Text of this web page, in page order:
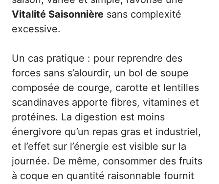
Vitalité Saisonnière sans complexité
excessive.
Un cas pratique : pour reprendre des
forces sans s’alourdir, un bol de soupe
composée de courge, carotte et lentilles
scandinaves apporte fibres, vitamines et
protéines. La digestion est moins
énergivore qu’un repas gras et industriel,
et l’effet sur l’énergie est visible sur la
journée. De même, consommer des fruits
à coque en quantité raisonnable fournit